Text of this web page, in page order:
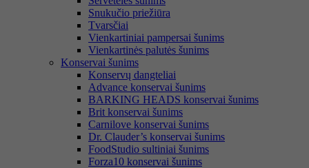
Snukučio priežiūra
Tvarsčiai
Vienkartiniai pampersai šunims
Vienkartinės palutės šunims
Konservai šunims
Konservų dangteliai
Advance konservai šunims
BARKING HEADS konservai šunims
Brit konservai šunims
Carnilove konservai šunims
Dr. Clauder’s konservai šunims
FoodStudio sultiniai šunims
Forza10 konservai šunims